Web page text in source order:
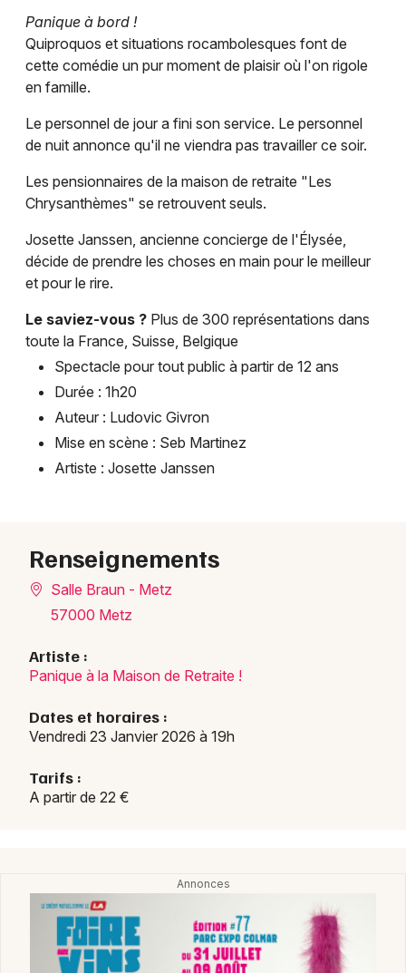
Actus à Metz
Magazine à Metz
Choisir mes départements
Mon email
Je m'abonne
Panique à bord !
Quiproquos et situations rocambolesques font de
cette comédie un pur moment de plaisir où l'on rigole
en famille.
Le personnel de jour a fini son service. Le personnel
de nuit annonce qu'il ne viendra pas travailler ce soir.
Les pensionnaires de la maison de retraite "Les
Chrysanthèmes" se retrouvent seuls.
Josette Janssen, ancienne concierge de l'Élysée,
décide de prendre les choses en main pour le meilleur
et pour le rire.
Le saviez-vous ? Plus de 300 représentations dans
toute la France, Suisse, Belgique
Spectacle pour tout public à partir de 12 ans
Durée : 1h20
Auteur : Ludovic Givron
Mise en scène : Seb Martinez
Artiste : Josette Janssen
Renseignements
Salle Braun - Metz
57000 Metz
Artiste :
Panique à la Maison de Retraite !
Dates et horaires :
Vendredi 23 Janvier 2026 à 19h
Tarifs :
A partir de 22 €